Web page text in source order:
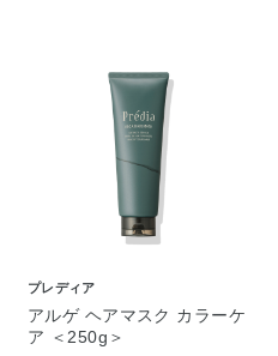
プレディア
アルゲ ヘアマスク カラーケ
ア ＜250g＞